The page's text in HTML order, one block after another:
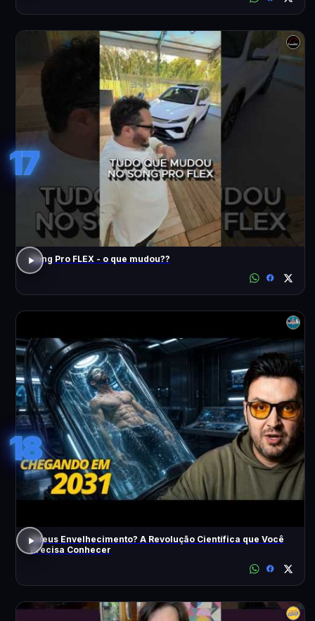
17
Song Pro FLEX - o que mudou??
18
Adeus Envelhecimento? A Revolução Científica que Você
Precisa Conhecer